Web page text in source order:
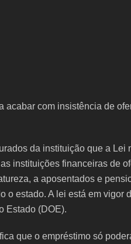
acabar com insistência de
da instituição que a Lei
instituições financeiras de
a aposentados e
o estado. A lei está em vigor
Estado (DOE).
que o empréstimo só